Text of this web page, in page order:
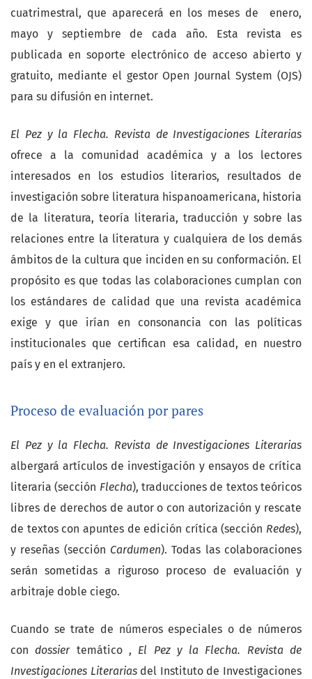
cuatrimestral, que aparecerá en los meses de enero,
mayo y septiembre de cada año. Esta revista es
publicada en soporte electrónico de acceso abierto y
gratuito, mediante el gestor Open Journal System (OJS)
para su difusión en internet.
El Pez y la Flecha. Revista de Investigaciones Literarias
ofrece a la comunidad académica y a los lectores
interesados en los estudios literarios, resultados de
investigación sobre literatura hispanoamericana, historia
de la literatura, teoría literaria, traducción y sobre las
relaciones entre la literatura y cualquiera de los demás
ámbitos de la cultura que inciden en su conformación. El
propósito es que todas las colaboraciones cumplan con
los estándares de calidad que una revista académica
exige y que irían en consonancia con las políticas
institucionales que certifican esa calidad, en nuestro
país y en el extranjero.
Proceso de evaluación por pares
El Pez y la Flecha. Revista de Investigaciones Literarias
albergará artículos de investigación y ensayos de crítica
literaria (sección Flecha), traducciones de textos teóricos
libres de derechos de autor o con autorización y rescate
de textos con apuntes de edición crítica (sección Redes),
y reseñas (sección Cardumen). Todas las colaboraciones
serán sometidas a riguroso proceso de evaluación y
arbitraje doble ciego.
Cuando se trate de números especiales o de números
condossiertemático , El Pez y la Flecha. Revista de
Investigaciones Literariasdel Instituto de Investigaciones